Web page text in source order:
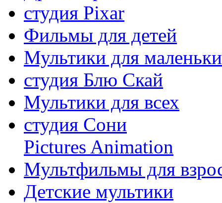
студия Pixar
Фильмы для детей
Мультики для
студия Блю Скай
Мультики для всех
студия Сони
Pictures Animation
Мультфильмы для
Детские мультики